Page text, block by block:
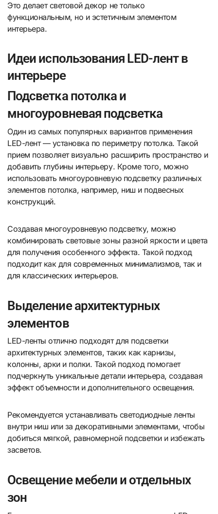
Это делает световой декор не только
функциональным, но и эстетичным элементом
интерьера.
Идеи использования LED-лент в
интерьере
Подсветка потолка и
многоуровневая подсветка
Один из самых популярных вариантов применения
LED-лент — установка по периметру потолка. Такой
прием позволяет визуально расширить пространство и
добавить глубины интерьеру. Кроме того, можно
использовать многоуровневую подсветку различных
элементов потолка, например, ниш и подвесных
конструкций.
Создавая многоуровневую подсветку, можно
комбинировать световые зоны разной яркости и цвета
для получения особенного эффекта. Такой подход
подходит как для современных минимализмов, так и
для классических интерьеров.
Выделение архитектурных
элементов
LED-ленты отлично подходят для подсветки
архитектурных элементов, таких как карнизы,
колонны, арки и полки. Такой подход помогает
подчеркнуть уникальные детали интерьера, создавая
эффект объемности и дополнительного освещения.
Рекомендуется устанавливать светодиодные ленты
внутри ниш или за декоративными элементами, чтобы
добиться мягкой, равномерной подсветки и избежать
засветов.
Освещение мебели и отдельных
зон